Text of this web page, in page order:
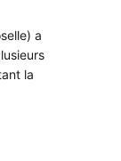
a
la